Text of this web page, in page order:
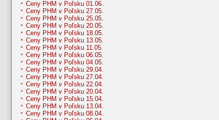
Ceny PHM v Poľsku 01.06.
Ceny PHM v Poľsku 27.05.
Ceny PHM v Poľsku 25.05.
Ceny PHM v Poľsku 20.05.
Ceny PHM v Poľsku 18.05.
Ceny PHM v Poľsku 13.05.
Ceny PHM v Poľsku 11.05.
Ceny PHM v Poľsku 06.05.
Ceny PHM v Poľsku 04.05.
Ceny PHM v Poľsku 29.04.
Ceny PHM v Poľsku 27.04.
Ceny PHM v Poľsku 22.04.
Ceny PHM v Poľsku 20.04.
Ceny PHM v Poľsku 15.04.
Ceny PHM v Poľsku 13.04.
Ceny PHM v Poľsku 08.04.